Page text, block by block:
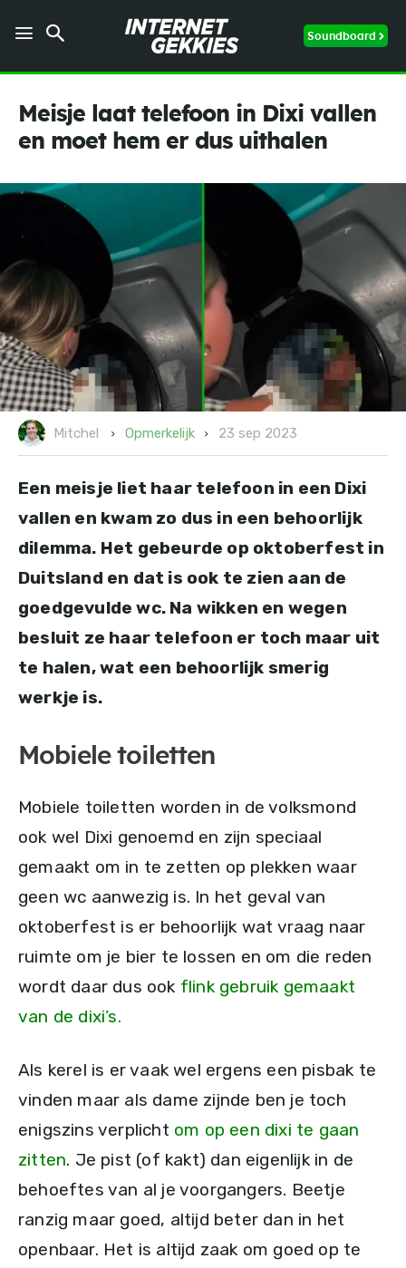
Soundboard
Meisje laat telefoon in Dixi vallen
en moet hem er dus uithalen
Mitchel Opmerkelijk 23 sep 2023
Een meisje liet haar telefoon in een Dixi
vallen en kwam zo dus in een behoorlijk
dilemma. Het gebeurde op oktoberfest in
Duitsland en dat is ook te zien aan de
goedgevulde wc. Na wikken en wegen
besluit ze haar telefoon er toch maar uit
te halen, wat een behoorlijk smerig
werkje is.
Mobiele toiletten
Mobiele toiletten worden in de volksmond
ook wel Dixi genoemd en zijn speciaal
gemaakt om in te zetten op plekken waar
geen wc aanwezig is. In het geval van
oktoberfest is er behoorlijk wat vraag naar
ruimte om je bier te lossen en om die reden
wordt daar dus ook flink gebruik gemaakt
van de dixi’s.
Als kerel is er vaak wel ergens een pisbak te
vinden maar als dame zijnde ben je toch
enigszins verplicht om op een dixi te gaan
zitten. Je pist (of kakt) dan eigenlijk in de
behoeftes van al je voorgangers. Beetje
ranzig maar goed, altijd beter dan in het
openbaar. Het is altijd zaak om goed op te